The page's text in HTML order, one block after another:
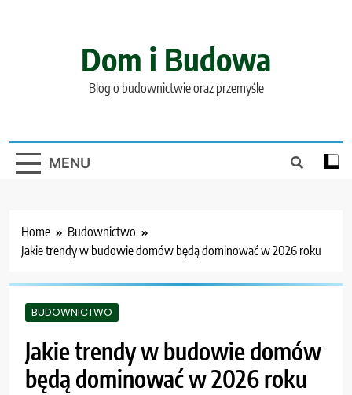
Dom i Budowa
Blog o budownictwie oraz przemyśle
MENU
Home
Budownictwo
Jakie trendy w budowie domów będą dominować w 2026 roku
BUDOWNICTWO
Jakie trendy w budowie domów
będą dominować w 2026 roku